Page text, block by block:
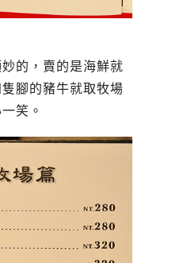
的，賣的是海鮮就
腳的豬牛就取牧場
笑。